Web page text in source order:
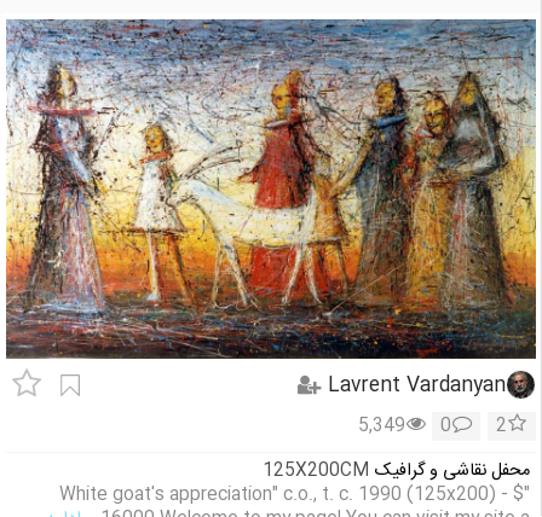
Lavrent Vardanyan
2
0
5,349
محفل نقاشی و گرافیک 125X200CM
"White goat's appreciation" c.o., t. c. 1990 (125x200) - $